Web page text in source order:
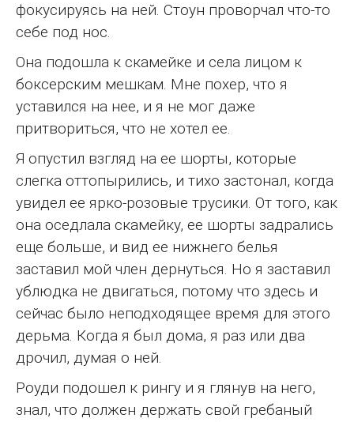
фокусируясь на ней. Стоун проворчал что-то
себе под нос.
Она подошла к скамейке и села лицом к
боксерским мешкам. Мне похер, что я
уставился на нее, и я не мог даже
притвориться, что не хотел ее.
Я опустил взгляд на ее шорты, которые
слегка оттопырились, и тихо застонал, когда
увидел ее ярко-розовые трусики. От того, как
она оседлала скамейку, ее шорты задрались
еще больше, и вид ее нижнего белья
заставил мой член дернуться. Но я заставил
ублюдка не двигаться, потому что здесь и
сейчас было неподходящее время для этого
дерьма. Когда я был дома, я раз или два
дрочил, думая о ней.
Роуди подошел к рингу и я глянув на него,
знал, что должен держать свой гребаный